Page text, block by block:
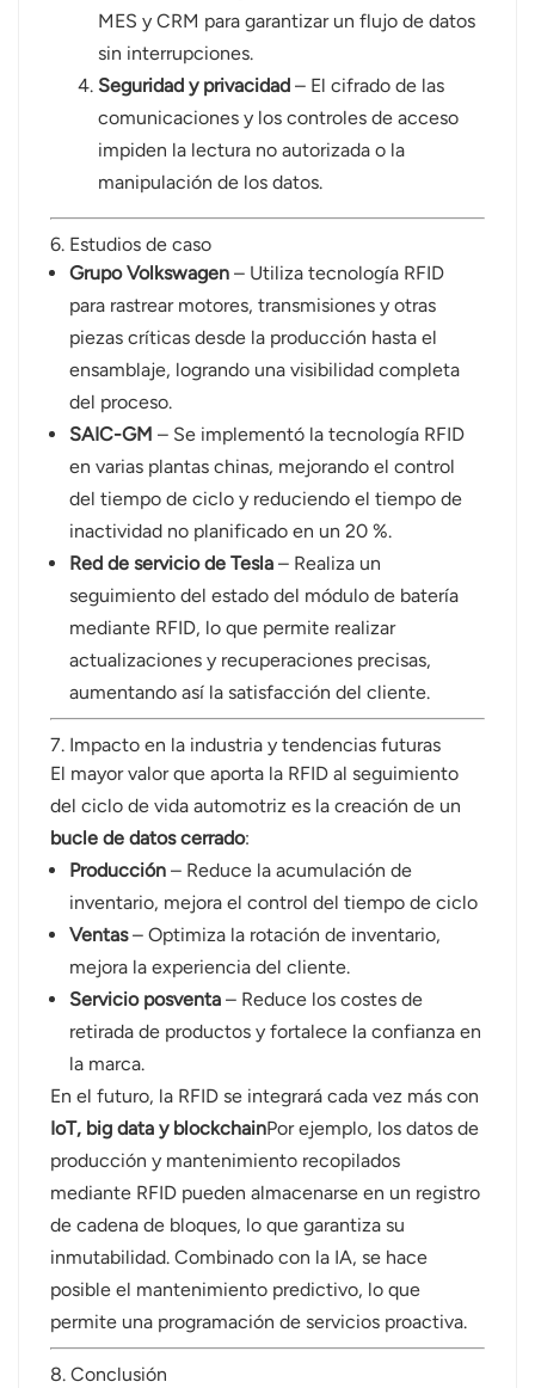
MES y CRM para garantizar un flujo de datos
sin interrupciones.
Seguridad y privacidad – El cifrado de las
comunicaciones y los controles de acceso
impiden la lectura no autorizada o la
manipulación de los datos.
6. Estudios de caso
Grupo Volkswagen – Utiliza tecnología RFID
para rastrear motores, transmisiones y otras
piezas críticas desde la producción hasta el
ensamblaje, logrando una visibilidad completa
del proceso.
SAIC-GM – Se implementó la tecnología RFID
en varias plantas chinas, mejorando el control
del tiempo de ciclo y reduciendo el tiempo de
inactividad no planificado en un 20 %.
Red de servicio de Tesla – Realiza un
seguimiento del estado del módulo de batería
mediante RFID, lo que permite realizar
actualizaciones y recuperaciones precisas,
aumentando así la satisfacción del cliente.
7. Impacto en la industria y tendencias futuras
El mayor valor que aporta la RFID al seguimiento
del ciclo de vida automotriz es la creación de un
bucle de datos cerrado:
Producción – Reduce la acumulación de
inventario, mejora el control del tiempo de ciclo
Ventas– Optimiza la rotación de inventario,
mejora la experiencia del cliente.
Servicio posventa – Reduce los costes de
retirada de productos y fortalece la confianza en
la marca.
En el futuro, la RFID se integrará cada vez más con
IoT, big data y blockchainPor ejemplo, los datos de
producción y mantenimiento recopilados
mediante RFID pueden almacenarse en un registro
de cadena de bloques, lo que garantiza su
inmutabilidad. Combinado con la IA, se hace
posible el mantenimiento predictivo, lo que
permite una programación de servicios proactiva.
8. Conclusión